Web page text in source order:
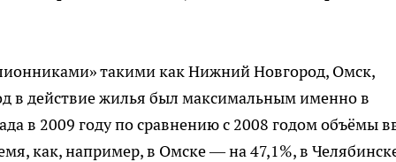
такими как Нижний Новгород, Омск,
в действие жилья был максимальным именно в
в 2009 году по сравнению с 2008 годом объёмы
как, например, в Омске — на 47,1%, в